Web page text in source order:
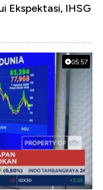
Ekspektasi, IHSG
05:57